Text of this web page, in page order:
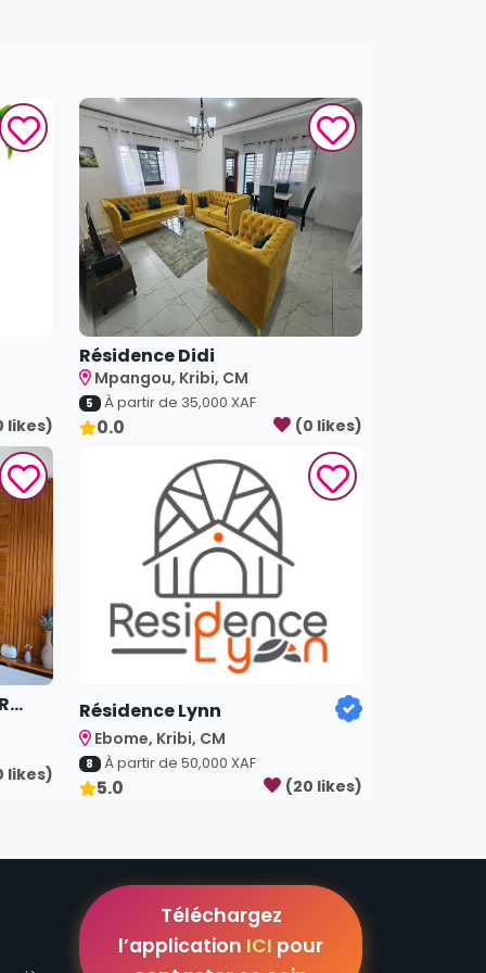
likes)
Résidence Didi
Mpangou, Kribi, CM
5 À partir de 35,000 XAF
0.0 (0 likes)
likes)
Résidence Lynn
Ebome, Kribi, CM
8 À partir de 50,000 XAF
5.0 (20 likes)
Téléchargez
l’applicationICI pour